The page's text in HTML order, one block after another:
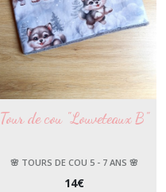
Tour de cou "Louveteaux B"
🌸 TOURS DE COU 5 - 7 ANS 🌸
14€